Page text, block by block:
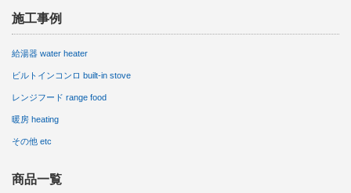
施工事例
給湯器 water heater
ビルトインコンロ built-in stove
レンジフード range food
暖房 heating
その他 etc
商品一覧